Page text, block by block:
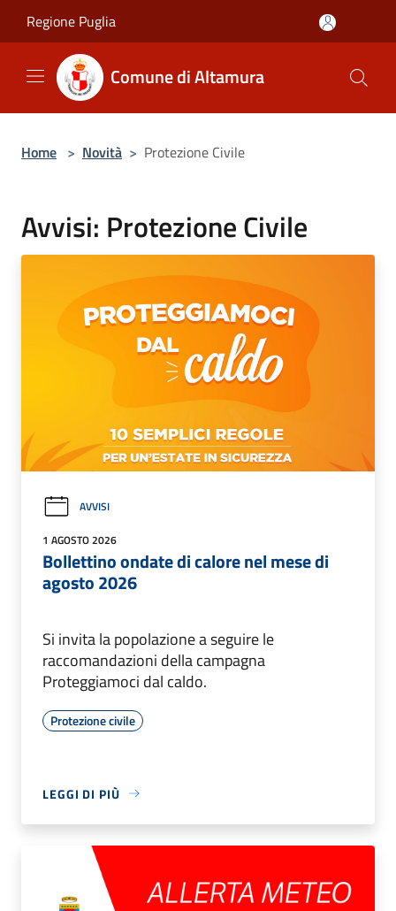
Regione Puglia
Comune di Altamura
Home > Novità > Protezione Civile
Avvisi: Protezione Civile
AVVISI
1 AGOSTO 2026
Bollettino ondate di calore nel mese di
agosto 2026
Si invita la popolazione a seguire le
raccomandazioni della campagna
Proteggiamoci dal caldo.
Protezione civile
LEGGI DI PIÙ